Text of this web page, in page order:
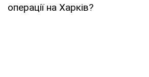
операції на Харків?